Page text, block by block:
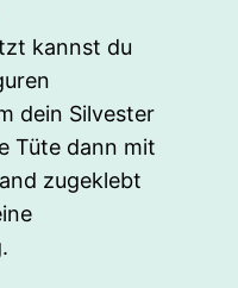
kannst du
dein Silvester
Tüte dann mit
zugeklebt